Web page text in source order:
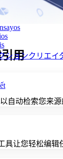
ションクリエイ
用
自动检索您来源
具让您轻松编辑